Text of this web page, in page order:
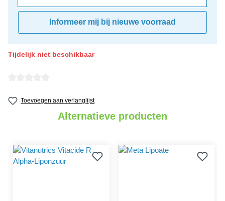
Informeer mij bij nieuwe voorraad
Tijdelijk niet beschikbaar
Toevoegen aan verlanglijst
Alternatieve producten